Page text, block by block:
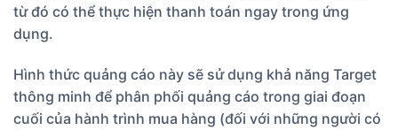
từ đó có thể thực hiện thanh toán ngay trong ứng
dụng.
Hình thức quảng cáo này sẽ sử dụng khả năng Target
thông minh để phân phối quảng cáo trong giai đoạn
cuối của hành trình mua hàng (đối với những người có